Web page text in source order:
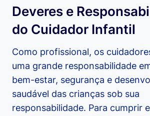
Deveres e
do Cuidador Infantil
Como profissional, os
uma grande responsabilidade
bem-estar, segurança e
saudável das crianças sob sua
responsabilidade. Para cumprir